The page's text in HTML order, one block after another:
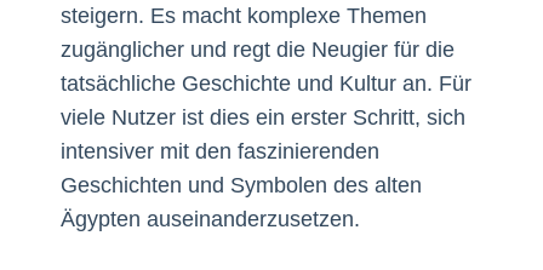
steigern. Es macht komplexe Themen
zugänglicher und regt die Neugier für die
tatsächliche Geschichte und Kultur an. Für
viele Nutzer ist dies ein erster Schritt, sich
intensiver mit den faszinierenden
Geschichten und Symbolen des alten
Ägypten auseinanderzusetzen.